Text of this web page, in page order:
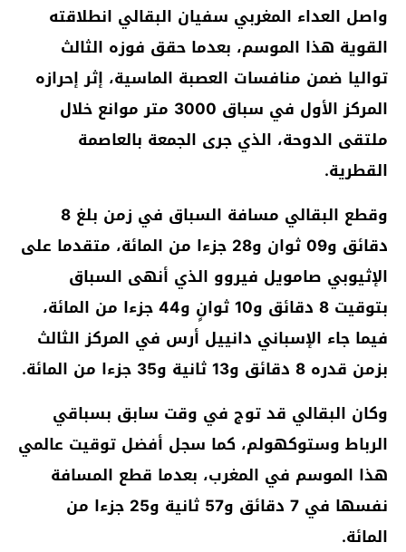
واصل العداء المغربي سفيان البقالي انطلاقته
القوية هذا الموسم، بعدما حقق فوزه الثالث
تواليا ضمن منافسات العصبة الماسية، إثر إحرازه
المركز الأول في سباق 3000 متر موانع خلال
ملتقى الدوحة، الذي جرى الجمعة بالعاصمة
القطرية.
وقطع البقالي مسافة السباق في زمن بلغ 8
دقائق و09 ثوان و28 جزءا من المائة، متقدما على
الإثيوبي صامويل فيروو الذي أنهى السباق
بتوقيت 8 دقائق و10 ثوانٍ و44 جزءا من المائة،
فيما جاء الإسباني دانييل أرس في المركز الثالث
بزمن قدره 8 دقائق و13 ثانية و35 جزءا من المائة.
وكان البقالي قد توج في وقت سابق بسباقي
الرباط وستوكهولم، كما سجل أفضل توقيت عالمي
هذا الموسم في المغرب، بعدما قطع المسافة
نفسها في 7 دقائق و57 ثانية و25 جزءا من
المائة.